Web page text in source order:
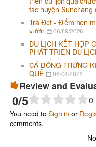
tác huyện Sunchang
Trà Đét - Điểm hẹn
vườn
06/08/2026
DU LỊCH KẾT HỢP
PHÁT TRIỂN DU
CÁ BÓNG TRỨNG
QUÊ
06/08/2026
Review and
0/5 0
You need to Sign in or
comments.